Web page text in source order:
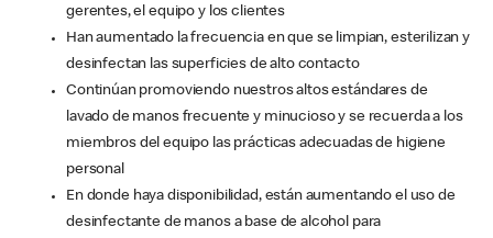
gerentes, el equipo y los clientes
Han aumentado la frecuencia en que se limpian, esterilizan y
desinfectan las superficies de alto contacto
Continúan promoviendo nuestros altos estándares de
lavado de manos frecuente y minucioso y se recuerda a los
miembros del equipo las prácticas adecuadas de higiene
personal
En donde haya disponibilidad, están aumentando el uso de
desinfectante de manos a base de alcohol para